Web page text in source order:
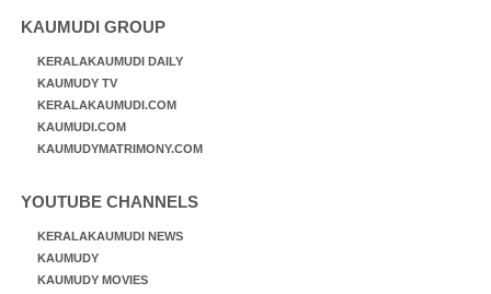
KAUMUDI GROUP
KERALAKAUMUDI DAILY
KAUMUDY TV
KERALAKAUMUDI.COM
KAUMUDI.COM
KAUMUDYMATRIMONY.COM
YOUTUBE CHANNELS
KERALAKAUMUDI NEWS
KAUMUDY
KAUMUDY MOVIES